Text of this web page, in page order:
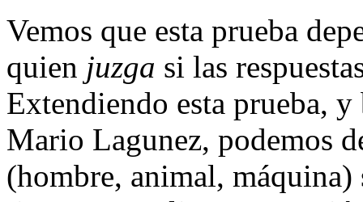
Vemos que esta prueba
quien juzga si las
Extendiendo esta prueba,
Mario Lagunez, podemos
(hombre, animal, máquina)